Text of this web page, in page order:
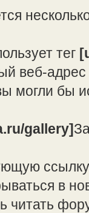
тег
веб-
могли бы
gallery]
в
читать